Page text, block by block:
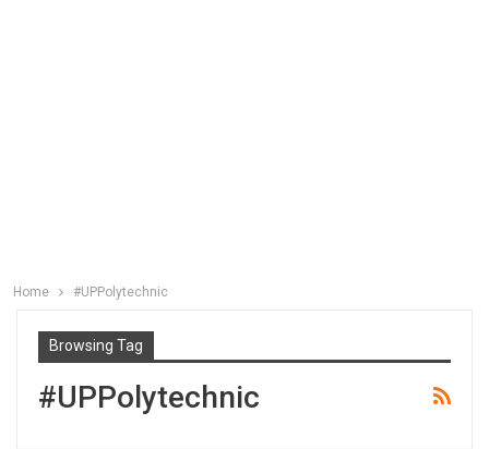
Home #UPPolytechnic
Browsing Tag
#UPPolytechnic